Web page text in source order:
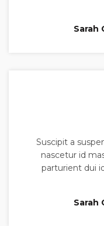
Sarah
Suscipit a
nascetur id
parturient dui
Sarah